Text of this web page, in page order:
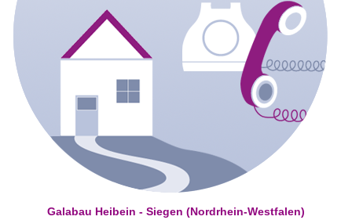
Galabau Heibein - Siegen (Nordrhein-Westfalen)